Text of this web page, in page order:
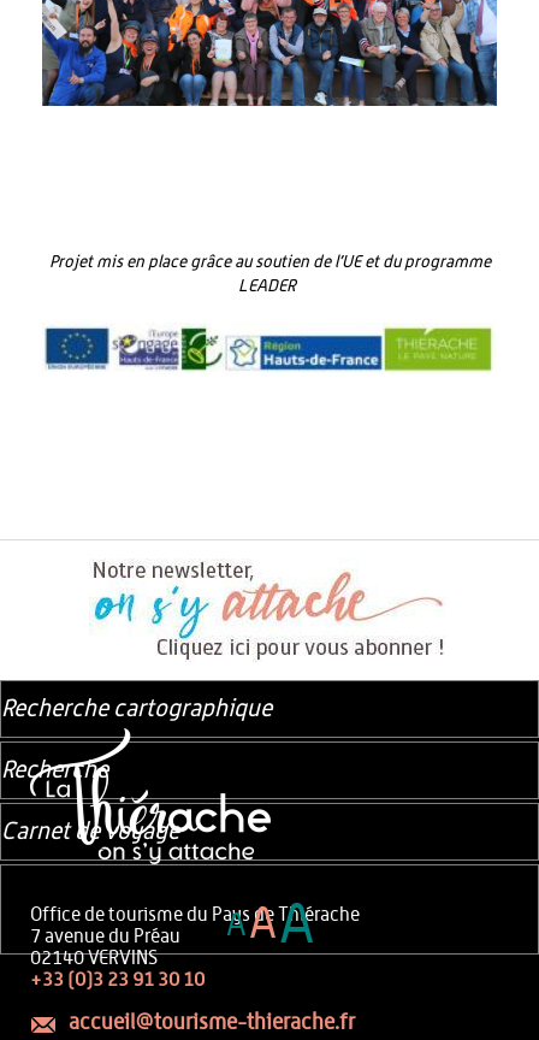
Projet mis en place grâce au soutien de l’UE et du programme
LEADER
Office de tourisme du Pays de Thiérache
7 avenue du Préau
02140 VERVINS
+33 (0)3 23 91 30 10
accueil@tourisme-thierache.fr
Recherche cartographique
Recherche
Carnet de voyage
AAA